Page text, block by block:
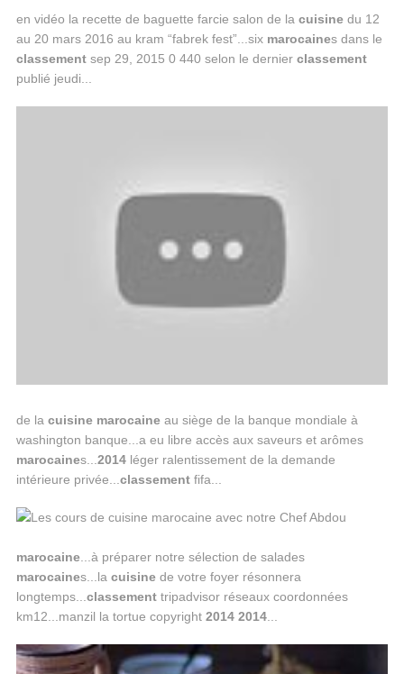
en vidéo la recette de baguette farcie salon de la cuisinedu 12
au 20 mars 2016 au kram “fabrek fest”...six marocaines dans le
classementsep 29, 2015 0 440 selon le dernier classement
publié jeudi...
de la cuisine marocaineau siège de la banque mondiale à
washington banque...a eu libre accès aux saveurs et arômes
marocaines...2014léger ralentissement de la demande
intérieure privée...classementfifa...
marocaine...à préparer notre sélection de salades
marocaines...la cuisinede votre foyer résonnera
longtemps...classementtripadvisor réseaux coordonnées
km12...manzil la tortue copyright 2014 2014...